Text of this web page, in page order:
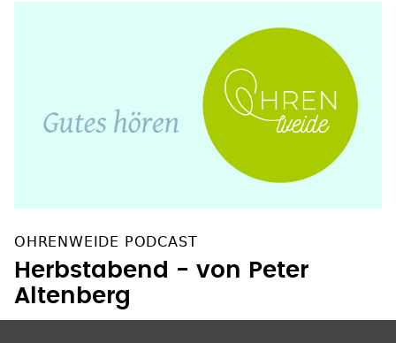
OHRENWEIDE PODCAST
Herbstabend - von Peter
Altenberg